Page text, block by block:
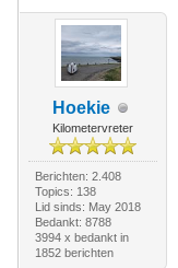
Hoekie
Kilometervreter
Berichten: 2.408
Topics: 138
Lid sinds: May 2018
Bedankt: 8788
3994 x bedankt in
1852 berichten